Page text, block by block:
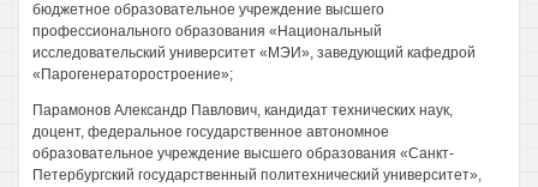
бюджетное образовательное учреждение высшего
профессионального образования «Национальный
исследовательский университет «МЭИ», заведующий кафедрой
«Парогенераторостроение»;
Парамонов Александр Павлович, кандидат технических наук,
доцент, федеральное государственное автономное
образовательное учреждение высшего образования «Санкт-
Петербургский государственный политехнический университет»,